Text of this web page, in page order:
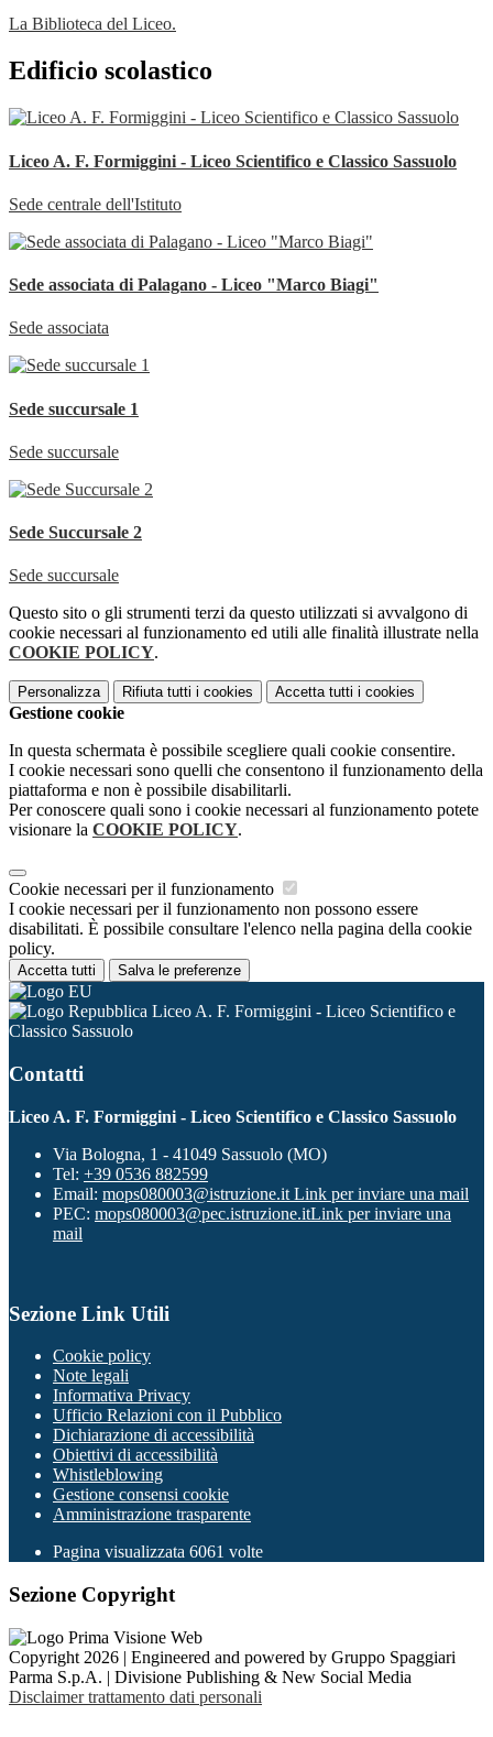
La Biblioteca del Liceo.
Edificio scolastico
Liceo A. F. Formiggini - Liceo Scientifico e Classico Sassuolo
Sede centrale dell'Istituto
Sede associata di Palagano - Liceo "Marco Biagi"
Sede associata
Sede succursale 1
Sede succursale
Sede Succursale 2
Sede succursale
Questo sito o gli strumenti terzi da questo utilizzati si avvalgono di
cookie necessari al funzionamento ed utili alle finalità illustrate nella
COOKIE POLICY.
Personalizza Rifiuta tutti i cookies Accetta tutti i cookies
Gestione cookie
In questa schermata è possibile scegliere quali cookie consentire.
I cookie necessari sono quelli che consentono il funzionamento della
piattaforma e non è possibile disabilitarli.
Per conoscere quali sono i cookie necessari al funzionamento potete
visionare la COOKIE POLICY.
Cookie necessari per il funzionamento
I cookie necessari per il funzionamento non possono essere
disabilitati. È possibile consultare l'elenco nella pagina della cookie
policy.
Accetta tutti Salva le preferenze
Liceo A. F. Formiggini - Liceo Scientifico e
Classico Sassuolo
Contatti
Liceo A. F. Formiggini - Liceo Scientifico e Classico Sassuolo
Via Bologna, 1 - 41049 Sassuolo (MO)
Tel: +39 0536 882599
Email: mops080003@istruzione.it Link per inviare una mail
PEC: mops080003@pec.istruzione.itLink per inviare una
mail
Sezione Link Utili
Cookie policy
Note legali
Informativa Privacy
Ufficio Relazioni con il Pubblico
Dichiarazione di accessibilità
Obiettivi di accessibilità
Whistleblowing
Gestione consensi cookie
Amministrazione trasparente
Pagina visualizzata 6061 volte
Sezione Copyright
Copyright 2026 | Engineered and powered by Gruppo Spaggiari
Parma S.p.A. | Divisione Publishing & New Social Media
Disclaimer trattamento dati personali